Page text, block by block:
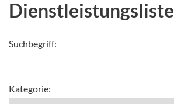
Dienstleistungsliste
Suchbegriff:
Kategorie: